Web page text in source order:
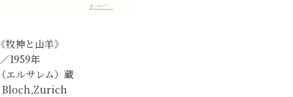
神と山羊》
1959年
エルサレム）蔵
Bloch,Zurich